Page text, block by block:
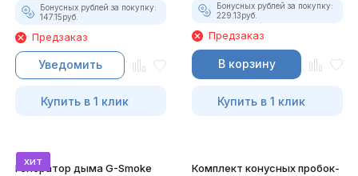
Бонусных рублей за покупку:
147.15руб.
Предзаказ
Уведомить
Купить в 1 клик
Бонусных рублей за покупку:
229.13руб.
Предзаказ
В корзину
Купить в 1 клик
хит
Генератор дыма G-Smoke
Комплект конусных пробок-